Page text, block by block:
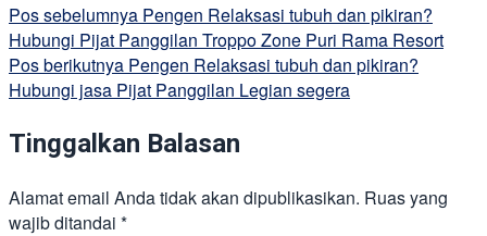
Pos sebelumnya Pengen Relaksasi tubuh dan pikiran?
Hubungi Pijat Panggilan Troppo Zone Puri Rama Resort
Pos berikutnya Pengen Relaksasi tubuh dan pikiran?
Hubungi jasa Pijat Panggilan Legian segera
Tinggalkan Balasan
Alamat email Anda tidak akan dipublikasikan. Ruas yang
wajib ditandai *